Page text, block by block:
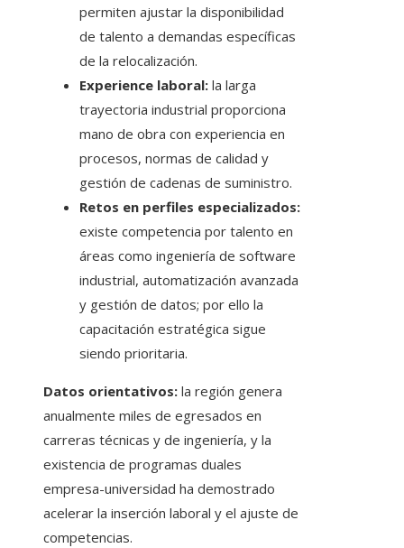
permiten ajustar la disponibilidad
de talento a demandas específicas
de la relocalización.
Experience laboral: la larga
trayectoria industrial proporciona
mano de obra con experiencia en
procesos, normas de calidad y
gestión de cadenas de suministro.
Retos en perfiles especializados:
existe competencia por talento en
áreas como ingeniería de software
industrial, automatización avanzada
y gestión de datos; por ello la
capacitación estratégica sigue
siendo prioritaria.
Datos orientativos: la región genera
anualmente miles de egresados en
carreras técnicas y de ingeniería, y la
existencia de programas duales
empresa-universidad ha demostrado
acelerar la inserción laboral y el ajuste de
competencias.